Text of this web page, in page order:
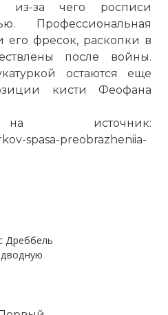
из-за чего росписи
Профессиональная
его фресок, раскопки в
после войны.
остаются еще
кисти Феофана
источник:
spasa-preobrazheniia-
Дреббель